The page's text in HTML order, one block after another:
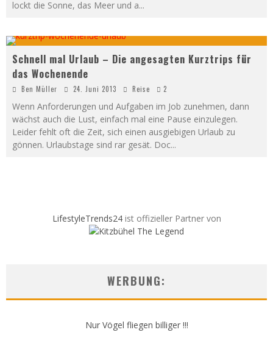
lockt die Sonne, das Meer und a...
Schnell mal Urlaub – Die angesagten Kurztrips für
das Wochenende
Ben Müller 24. Juni 2013 Reise 2
Wenn Anforderungen und Aufgaben im Job zunehmen, dann
wächst auch die Lust, einfach mal eine Pause einzulegen.
Leider fehlt oft die Zeit, sich einen ausgiebigen Urlaub zu
gönnen. Urlaubstage sind rar gesät. Doc...
LifestyleTrends24ist offizieller Partner von
WERBUNG:
Nur Vögel fliegen billiger !!!